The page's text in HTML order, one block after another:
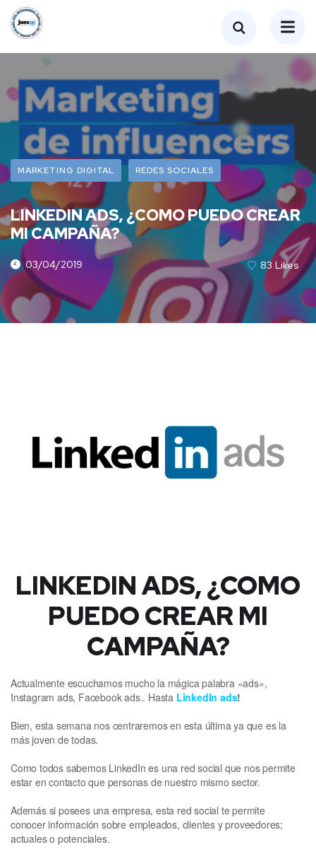
MARKETING DIGITAL REDES SOCIALES
LINKEDIN ADS, ¿COMO PUEDO CREAR
MI CAMPAÑA?
03/04/2019 83 Likes
LINKEDIN ADS, ¿COMO
PUEDO CREAR MI
CAMPAÑA?
Actualmente escuchamos mucho la mágica palabra «ads»,
Instagram ads, Facebook ads.. Hasta LinkedIn ads!
Bien, esta semana nos centraremos en esta última ya que es la
más joven de todas.
Como todos sabemos LinkedIn es una red social que nos permite
estar en contacto que personas de nuestro mismo sector.
Además si posees una empresa, esta red social te permite
conocer información sobre empleados, clientes y proveedores;
actuales o potenciales.